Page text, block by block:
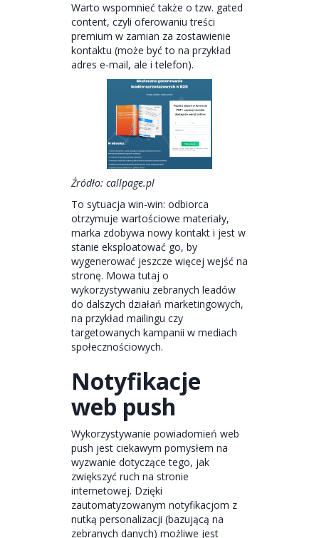
Warto wspomnieć także o tzw. gated
content, czyli oferowaniu treści
premium w zamian za zostawienie
kontaktu (może być to na przykład
adres e-mail, ale i telefon).
Źródło: callpage.pl
To sytuacja win-win: odbiorca
otrzymuje wartościowe materiały,
marka zdobywa nowy kontakt i jest w
stanie eksploatować go, by
wygenerować jeszcze więcej wejść na
stronę. Mowa tutaj o
wykorzystywaniu zebranych leadów
do dalszych działań marketingowych,
na przykład mailingu czy
targetowanych kampanii w mediach
społecznościowych.
Notyfikacje
web push
Wykorzystywanie powiadomień web
push jest ciekawym pomysłem na
wyzwanie dotyczące tego, jak
zwiększyć ruch na stronie
internetowej. Dzięki
zautomatyzowanym notyfikacjom z
nutką personalizacji (bazującą na
zebranych danych) możliwe jest